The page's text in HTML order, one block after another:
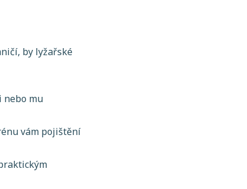
by lyžařské
nebo mu
vám pojištění